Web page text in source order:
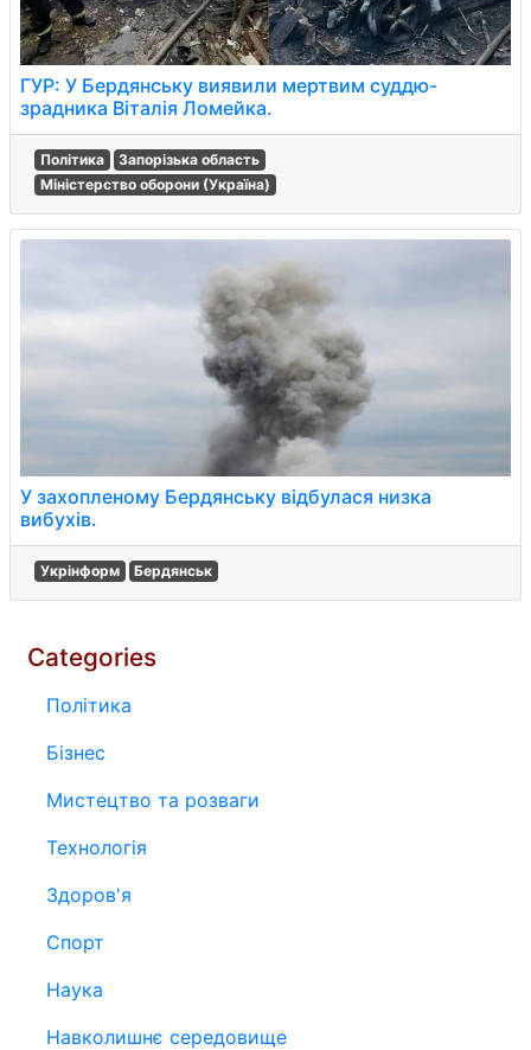
ГУР: У Бердянську виявили мертвим суддю-
зрадника Віталія Ломейка.
Політика
Запорізька область
Міністерство оборони (Україна)
У захопленому Бердянську відбулася низка
вибухів.
Укрінформ Бердянськ
Categories
Політика
Бізнес
Мистецтво та розваги
Технологія
Здоров'я
Спорт
Наука
Навколишнє середовище